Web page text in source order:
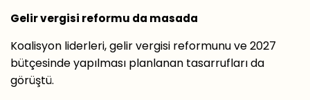
Gelir vergisi reformu da masada
Koalisyon liderleri, gelir vergisi reformunu ve 2027
bütçesinde yapılması planlanan tasarrufları da
görüştü.